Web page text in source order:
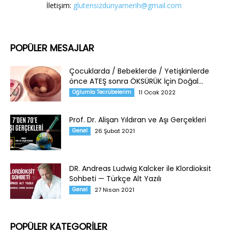
İletişim: glutensizdunyamerih@gmail.com
POPÜLER MESAJLAR
Çocuklarda / Bebeklerde / Yetişkinlerde
önce ATEŞ sonra ÖKSÜRÜK İçin Doğal...
Oğlumla Tecrübelerim 11 Ocak 2022
Prof. Dr. Alişan Yıldıran ve Aşı Gerçekleri
Genel 26 Şubat 2021
DR. Andreas Ludwig Kalcker ile Klordioksit
Sohbeti — Türkçe Alt Yazılı
Genel 27 Nisan 2021
POPÜLER KATEGORİLER